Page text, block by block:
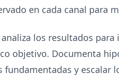
en cada canal para
analiza los resultados
objetivo. Documenta
fundamentadas y escalar